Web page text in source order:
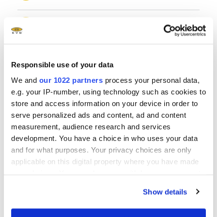
Responsible use of your data
We and our 1022 partners process your personal data,
e.g. your IP-number, using technology such as cookies to
store and access information on your device in order to
serve personalized ads and content, ad and content
measurement, audience research and services
development. You have a choice in who uses your data
and for what purposes. Your privacy choices are only
applicable on this digital property where you have made
Show details
EVG Whitepaper MLE™ Maskless Exposure
EVG Whitepaper Maskless Lithography
Addresses Shift Toward 3D Integration - 3.84
MB
EVG Whitepaper Versatile Maskless Exposure
Technology: LITHOSCALE® for Traceability in
Automotive, MEMS, Photonics, Probe Cards
and Advanced Packaging - 4.92 MB